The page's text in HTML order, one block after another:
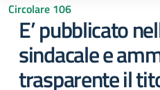
Circolare 106
E’ pubblicato
sindacale e
trasparente il